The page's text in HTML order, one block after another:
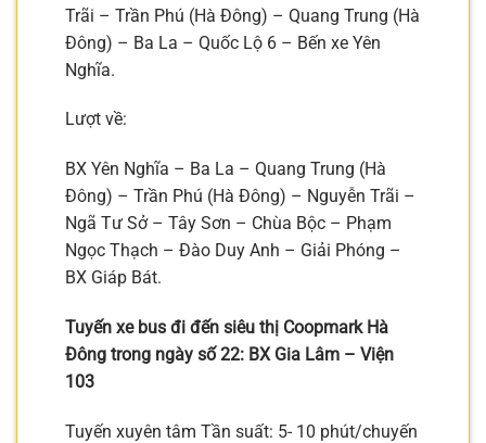
Trãi – Trần Phú (Hà Đông) – Quang Trung (Hà
Đông) – Ba La – Quốc Lộ 6 – Bến xe Yên
Nghĩa.
Lượt về:
BX Yên Nghĩa – Ba La – Quang Trung (Hà
Đông) – Trần Phú (Hà Đông) – Nguyễn Trãi –
Ngã Tư Sở – Tây Sơn – Chùa Bộc – Phạm
Ngọc Thạch – Đào Duy Anh – Giải Phóng –
BX Giáp Bát.
Tuyến xe bus đi đến siêu thị Coopmark Hà
Đông trong ngày số 22: BX Gia Lâm – Viện
103
Tuyến xuyên tâm Tần suất: 5- 10 phút/chuyến